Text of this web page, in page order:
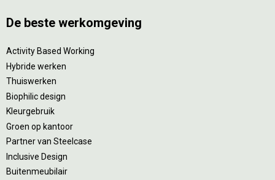
De beste werkomgeving
Activity Based Working
Hybride werken
Thuiswerken
Biophilic design
Kleurgebruik
Groen op kantoor
Partner van Steelcase
Inclusive Design
Buitenmeubilair